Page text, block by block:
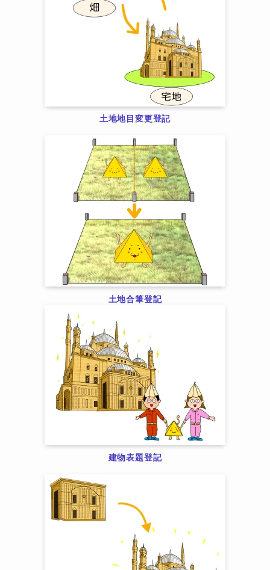
土地地目変更登記
土地合筆登記
建物表題登記